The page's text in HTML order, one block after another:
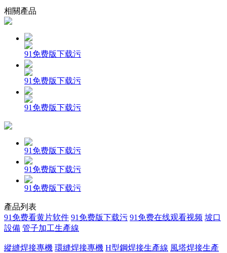
相關產品
91免费版下载污
91免费版下载污
91免费版下载污
91免费版下载污
91免费版下载污
91免费版下载污
產品列表
91免费看黄片软件 91免费版下载污 91免费在线观看视频 坡口
設備 管子加工生產線
縱縫焊接專機 環縫焊接專機 H型鋼焊接生產線 風塔焊接生產